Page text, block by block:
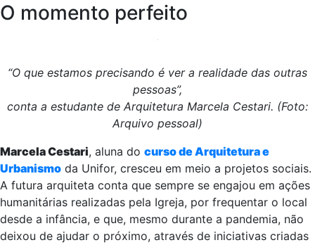
O momento perfeito
“O que estamos precisando é ver a realidade das outras
pessoas”,
conta a estudante de Arquitetura Marcela Cestari. (Foto:
Arquivo pessoal)
Marcela Cestari, aluna do curso de Arquitetura e
Urbanismo da Unifor, cresceu em meio a projetos sociais.
A futura arquiteta conta que sempre se engajou em ações
humanitárias realizadas pela Igreja, por frequentar o local
desde a infância, e que, mesmo durante a pandemia, não
deixou de ajudar o próximo, através de iniciativas criadas